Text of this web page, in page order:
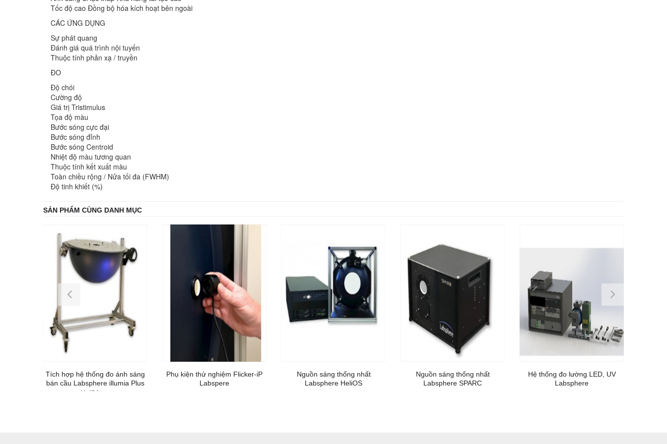
Tốc độ cao Đồng bộ hóa kích hoạt bên ngoài
CÁC ỨNG DỤNG
Sự phát quang
Đánh giá quá trình nội tuyến
Thuộc tính phản xạ / truyền
ĐO
Độ chói
Cường độ
Giá trị Tristimulus
Tọa độ màu
Bước sóng cực đại
Bước sóng đỉnh
Bước sóng Centroid
Nhiệt độ màu tương quan
Thuộc tính kết xuất màu
Toàn chiều rộng / Nửa tối đa (FWHM)
Độ tinh khiết (%)
SẢN PHẨM CÙNG DANH MỤC
Tích hợp hệ thống đo ánh sáng
bán cầu Labsphere illumia Plus
HalfMoon
Phụ kiện thử nghiệm Flicker-iP
Labspere
Nguồn sáng thống nhất
Labsphere HeliOS
Nguồn sáng thống nhất
Labsphere SPARC
Hệ thống đo lường LED, UV
Labsphere